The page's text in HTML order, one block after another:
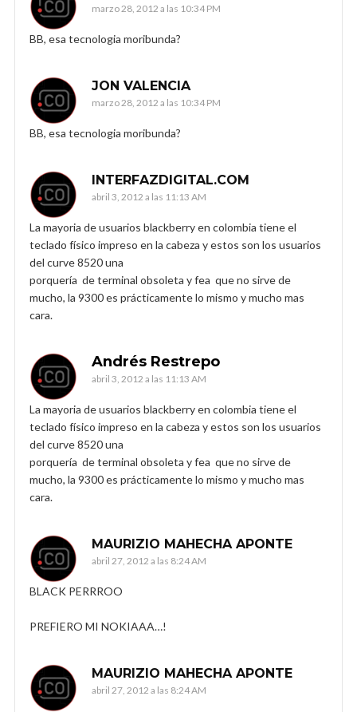
marzo 28, 2012 a las 10:34 PM
BB, esa tecnologia moribunda?
JON VALENCIA
marzo 28, 2012 a las 10:34 PM
BB, esa tecnologia moribunda?
INTERFAZDIGITAL.COM
abril 3, 2012 a las 11:13 AM
La mayoria de usuarios blackberry en colombia tiene el
teclado físico impreso en la cabeza y estos son los usuarios
del curve 8520 una
porquería de terminal obsoleta y fea que no sirve de
mucho, la 9300 es prácticamente lo mismo y mucho mas
cara.
Andrés Restrepo
abril 3, 2012 a las 11:13 AM
La mayoria de usuarios blackberry en colombia tiene el
teclado físico impreso en la cabeza y estos son los usuarios
del curve 8520 una
porquería de terminal obsoleta y fea que no sirve de
mucho, la 9300 es prácticamente lo mismo y mucho mas
cara.
MAURIZIO MAHECHA APONTE
abril 27, 2012 a las 8:24 AM
BLACK PERRROO
PREFIERO MI NOKIAAA…!
MAURIZIO MAHECHA APONTE
abril 27, 2012 a las 8:24 AM